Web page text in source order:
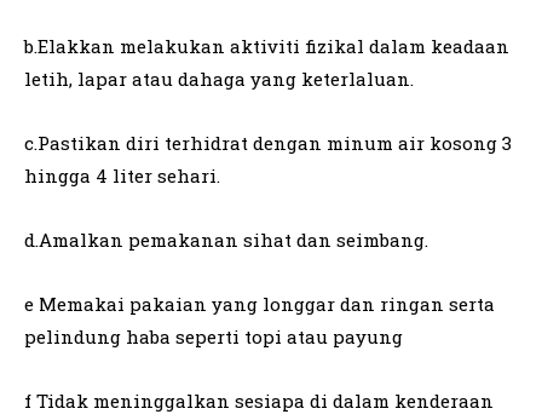
b.Elakkan melakukan aktiviti fizikal dalam keadaan
letih, lapar atau dahaga yang keterlaluan.
c.Pastikan diri terhidrat dengan minum air kosong 3
hingga 4 liter sehari.
d.Amalkan pemakanan sihat dan seimbang.
e Memakai pakaian yang longgar dan ringan serta
pelindung haba seperti topi atau payung
f Tidak meninggalkan sesiapa di dalam kenderaan